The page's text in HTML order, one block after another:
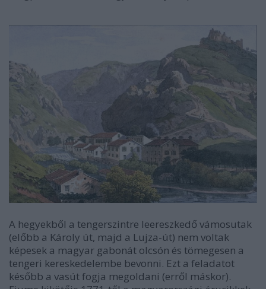
A hegyekből a tengerszintre leereszkedő vámosutak
(előbb a Károly út, majd a Lujza-út) nem voltak
képesek a magyar gabonát olcsón és tömegesen a
tengeri kereskedelembe bevonni. Ezt a feladatot
később a vasút fogja megoldani (erről máskor).